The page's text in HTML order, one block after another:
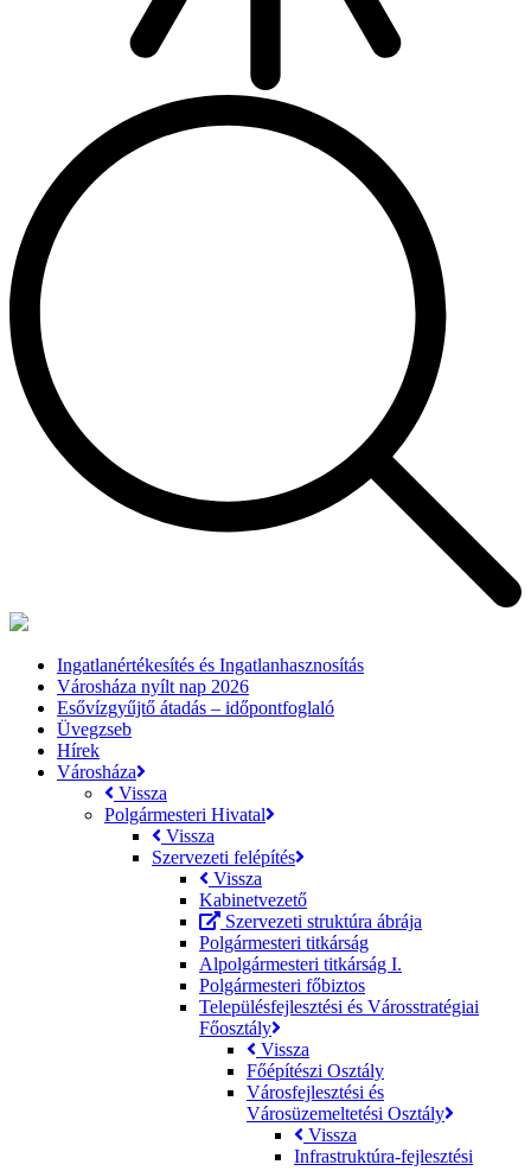
Ingatlanértékesítés és Ingatlanhasznosítás
Városháza nyílt nap 2026
Esővízgyűjtő átadás – időpontfoglaló
Üvegzseb
Hírek
Városháza
Vissza
Polgármesteri Hivatal
Vissza
Szervezeti felépítés
Vissza
Kabinetvezető
Szervezeti struktúra ábrája
Polgármesteri titkárság
Alpolgármesteri titkárság I.
Polgármesteri főbiztos
Településfejlesztési és Városstratégiai
Főosztály
Vissza
Főépítészi Osztály
Városfejlesztési és
Városüzemeltetési Osztály
Vissza
Infrastruktúra-fejlesztési